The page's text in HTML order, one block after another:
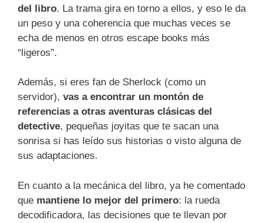
del libro. La trama gira en torno a ellos, y eso le da
un peso y una coherencia que muchas veces se
echa de menos en otros escape books más
“ligeros”.
Además, si eres fan de Sherlock (como un
servidor), vas a encontrar un montón de
referencias a otras aventuras clásicas del
detective, pequeñas joyitas que te sacan una
sonrisa si has leído sus historias o visto alguna de
sus adaptaciones.
En cuanto a la mecánica del libro, ya he comentado
que mantiene lo mejor del primero: la rueda
decodificadora, las decisiones que te llevan por